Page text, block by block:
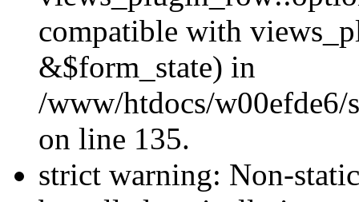
compatible with
&$form_state) in
/www/htdocs/
on line 135.
strict warning: Non-